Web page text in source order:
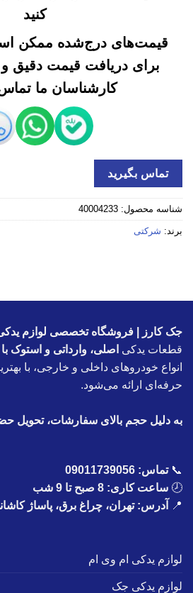
کنید
قیمت‌های درج‌شده ممکن
برای دریافت قیمت دقیق
کارشناسان ما
تماس بگیرید
شناسه محصول: 40004233
برند: شرکتی
جک کارز | فروشگاه تخصصی لوازم
قطعات یدکی اصلی، وارداتی و استوک
انواع خودروهای داخلی و خارجی، با
حرفه‌ای ارائه می‌شود.
به دلیل حجم بالای سفارشات، تحویل
📞تماس: 09011739056
🕗 ساعت کاری: 8 صبح تا 9 شب
📍
آدرس: تهران، چراغ برق، پاساژ
لوازم یدکی ام وی ام
لوازم یدکی جک